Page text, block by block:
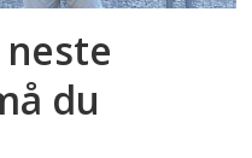
du